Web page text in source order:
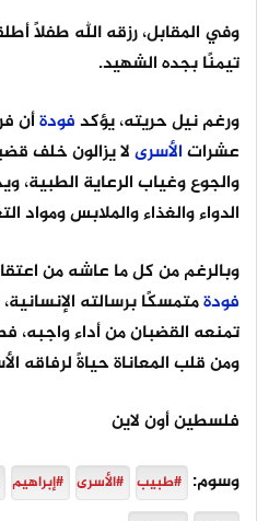
وفي المقابل، رزقه الله طفلًا
تيمنًا بجده الشهيد.
ورغم نيل حريته، يؤكدفودةأن
عشراتالأسرىلا يزالون خلف
والجوع وغياب الرعاية الطبية،
الدواء والغذاء والملابس ومواد
وبالرغم من كل ما عاشه من
فودةمتمسكًا برسالته
تمنعه القضبان من أداء واجبه،
ومن قلب المعاناة حياةً لرفاقه
فلسطين أون لاين
وسوم: #طبيب #الأسرى #إبراهيم